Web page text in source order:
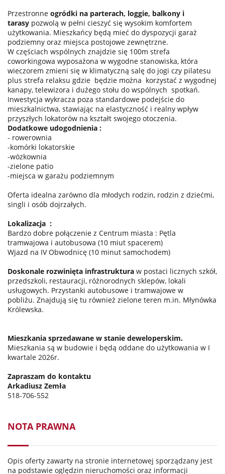
Przestronne ogródki na parterach, loggie, balkony i
tarasy pozwolą w pełni cieszyć się wysokim komfortem
użytkowania. Mieszkańcy będą mieć do dyspozycji garaż
podziemny oraz miejsca postojowe zewnętrzne.
W częściach wspólnych znajdzie się 100m strefa
coworkingowa wyposażona w wygodne stanowiska, która
wieczorem zmieni się w klimatyczną salę do jogi czy pilatesu
plus strefa relaksu gdzie będzie można korzystać z wygodnej
kanapy, telewizora i dużego stołu do wspólnych spotkań.
Inwestycja wykracza poza standardowe podejście do
mieszkalnictwa, stawiając na elastyczność i realny wpływ
przyszłych lokatorów na kształt swojego otoczenia.
Dodatkowe udogodnienia :
- rowerownia
-komórki lokatorskie
-wózkownia
-zielone patio
-miejsca w garażu podziemnym
Oferta idealna zarówno dla młodych rodzin, rodzin z dziećmi,
singli i osób dojrzałych.
Lokalizacja :
Bardzo dobre połączenie z Centrum miasta : Pętla
tramwajowa i autobusowa (10 miut spacerem)
Wjazd na IV Obwodnicę (10 minut samochodem)
Doskonale rozwinięta infrastruktura w postaci licznych szkół,
przedszkoli, restauracji, różnorodnych sklepów, lokali
usługowych. Przystanki autobusowe i tramwajowe w
pobliżu. Znajdują się tu również zielone teren m.in. Młynówka
Królewska.
Mieszkania sprzedawane w stanie deweloperskim.
Mieszkania są w budowie i będą oddane do użytkowania w I
kwartale 2026r.
Zapraszam do kontaktu
Arkadiusz Zemła
518-706-552
NOTA PRAWNA
Opis oferty zawarty na stronie internetowej sporządzany jest
na podstawie oględzin nieruchomości oraz informacji